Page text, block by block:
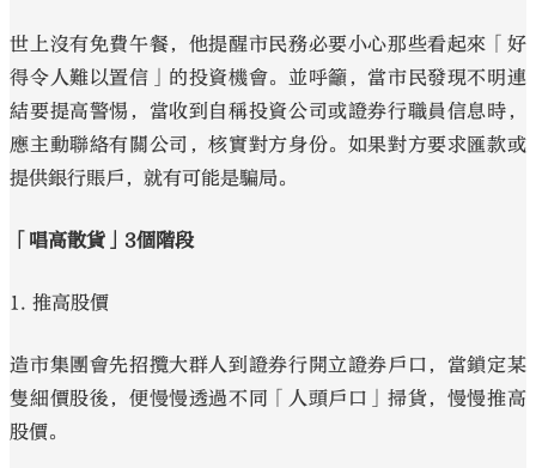
世上沒有免費午餐，他提醒市民務必要小心那些看起來「好
得令人難以置信」的投資機會。並呼籲，當市民發現不明連
結要提高警惕，當收到自稱投資公司或證券行職員信息時，
應主動聯絡有關公司，核實對方身份。如果對方要求匯款或
提供銀行賬戶，就有可能是騙局。
「唱高散貨」3個階段
1. 推高股價
造市集團會先招攬大群人到證券行開立證券戶口，當鎖定某
隻細價股後，便慢慢透過不同「人頭戶口」掃貨，慢慢推高
股價。